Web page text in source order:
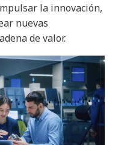
la innovación,
nuevas
de valor.